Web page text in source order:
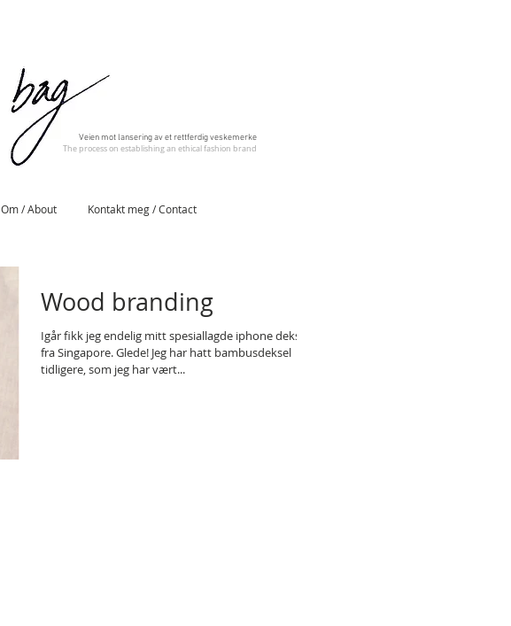
Veien mot lansering av et rettferdig veskemerke
The process on establishing an ethical fashion brand
Om / About Kontakt meg / Contact
Wood branding
Igår fikk jeg endelig mitt spesiallagde iphone deksel
fra Singapore. Glede! Jeg har hatt bambusdeksel
tidligere, som jeg har vært...